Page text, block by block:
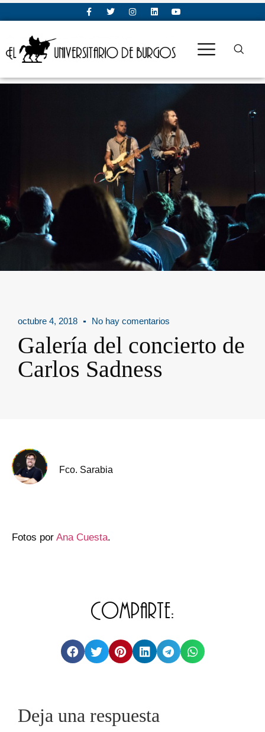
octubre 4, 2018 No hay comentarios
Galería del concierto de
Carlos Sadness
Fco. Sarabia
Fotos por Ana Cuesta.
Comparte:
Deja una respuesta